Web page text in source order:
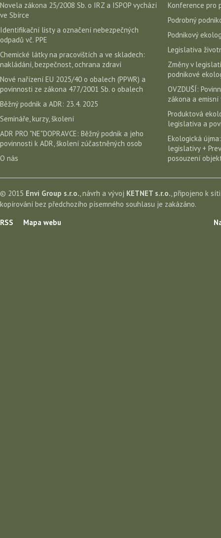
Novela zákona 25/2008 Sb. o IRZ a ISPOP vychází
ve Sbírce
Identifikační listy a označení nebezpečných
odpadů vč. PPE
Chemické látky na pracovištích a ve skladech:
nakládání, bezpečnost, ochrana zdraví
Nové nařízení EU 2025/40 o obalech (PPWR) a
povinnosti ze zákona 477/2001 Sb. o obalech
Běžný podnik a ADR: 23.4. 2025
Semináře, kurzy, školení
ADR PRO "NE"DOPRAVCE: Běžný podnik a jeho
povinnosti k ADR, školení zúčastněných osob
O nás
Konference pro
Podrobný
Podnikový
Legislativa
Změny v
podnikové
OVZDUŠÍ:
zákona a emisní
Produktová
legislativa a
Ekologická
legislativy +
posouzení
© 2015 Envi Group s.r.o., návrh a vývoj KETNET s.r.o., připojeno k
kopírování bez předchozího písemného souhlasu je zakázáno.
RSS
Mapa webu